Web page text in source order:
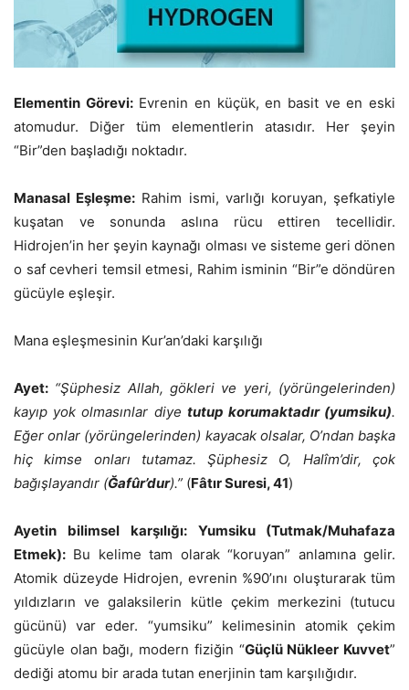
Elementin Görevi:Evrenin en küçük, en basit ve en eski
atomudur. Diğer tüm elementlerin atasıdır. Her şeyin
“Bir”den başladığı noktadır.
Manasal Eşleşme: Rahim ismi, varlığı koruyan, şefkatiyle
kuşatan ve sonunda aslına rücu ettiren tecellidir.
Hidrojen’in her şeyin kaynağı olması ve sisteme geri dönen
o saf cevheri temsil etmesi, Rahim isminin “Bir”e döndüren
gücüyle eşleşir.
Mana eşleşmesinin Kur’an’daki karşılığı
Ayet: “Şüphesiz Allah, gökleri ve yeri, (yörüngelerinden)
kayıp yok olmasınlar diye tutup korumaktadır (yumsiku).
Eğer onlar (yörüngelerinden) kayacak olsalar, O’ndan başka
hiç kimse onları tutamaz. Şüphesiz O, Halîm’dir, çok
bağışlayandır (Ğafûr’dur).” (Fâtır Suresi, 41)
Ayetin bilimsel karşılığı: Yumsiku (Tutmak/Muhafaza
Etmek): Bu kelime tam olarak “koruyan” anlamına gelir.
Atomik düzeyde Hidrojen, evrenin %90’ını oluşturarak tüm
yıldızların ve galaksilerin kütle çekim merkezini (tutucu
gücünü) var eder. “yumsiku” kelimesinin atomik çekim
gücüyle olan bağı, modern fiziğin “Güçlü Nükleer Kuvvet”
dediği atomu bir arada tutan enerjinin tam karşılığıdır.